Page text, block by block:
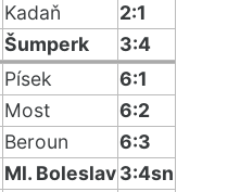
Kadaň
2:1
Šumperk
3:4
Písek
6:1
Most
6:2
Beroun
6:3
Ml. Boleslav3:4sn